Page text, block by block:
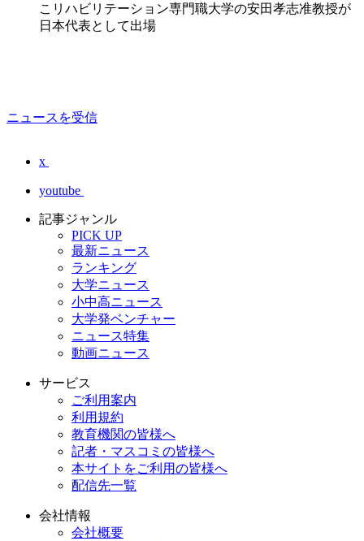
こリハビリテーション専門職大学の安田孝志准教授が
日本代表として出場
ニュースを受信
x
youtube
記事ジャンル
PICK UP
最新ニュース
ランキング
大学ニュース
小中高ニュース
大学発ベンチャー
ニュース特集
動画ニュース
サービス
ご利用案内
利用規約
教育機関の皆様へ
記者・マスコミの皆様へ
本サイトをご利用の皆様へ
配信先一覧
会社情報
会社概要